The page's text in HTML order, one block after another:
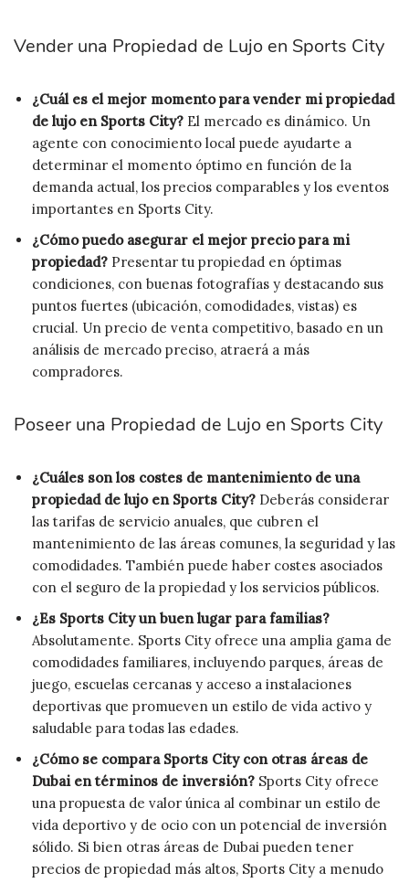
Vender una Propiedad de Lujo en Sports City
¿Cuál es el mejor momento para vender mi propiedad
de lujo en Sports City? El mercado es dinámico. Un
agente con conocimiento local puede ayudarte a
determinar el momento óptimo en función de la
demanda actual, los precios comparables y los eventos
importantes en Sports City.
¿Cómo puedo asegurar el mejor precio para mi
propiedad? Presentar tu propiedad en óptimas
condiciones, con buenas fotografías y destacando sus
puntos fuertes (ubicación, comodidades, vistas) es
crucial. Un precio de venta competitivo, basado en un
análisis de mercado preciso, atraerá a más
compradores.
Poseer una Propiedad de Lujo en Sports City
¿Cuáles son los costes de mantenimiento de una
propiedad de lujo en Sports City? Deberás considerar
las tarifas de servicio anuales, que cubren el
mantenimiento de las áreas comunes, la seguridad y las
comodidades. También puede haber costes asociados
con el seguro de la propiedad y los servicios públicos.
¿Es Sports City un buen lugar para familias?
Absolutamente. Sports City ofrece una amplia gama de
comodidades familiares, incluyendo parques, áreas de
juego, escuelas cercanas y acceso a instalaciones
deportivas que promueven un estilo de vida activo y
saludable para todas las edades.
¿Cómo se compara Sports City con otras áreas de
Dubai en términos de inversión? Sports City ofrece
una propuesta de valor única al combinar un estilo de
vida deportivo y de ocio con un potencial de inversión
sólido. Si bien otras áreas de Dubai pueden tener
precios de propiedad más altos, Sports City a menudo